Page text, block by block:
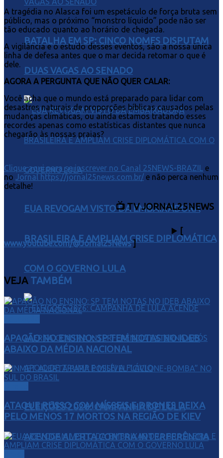
BATALHA EM SP: CINCO NOMES DISPUTAM
DUAS VAGAS AO SENADO
EUA REVOGAM VISTO DA EMBAIXADORA
BRASILEIRA E AMPLIAM CRISE DIPLOMÁTICA
COM O GOVERNO LULA
ELEIÇÕES 2026: CAMPANHA DE LULA
ACENDE ALERTA CONTRA INTERFERÊNCIA
A tragédia no Alasca foi um espetáculo de força bruta sem
público, mas o próximo “monstro líquido” pode não ser
tão educado quanto ao horário de chegada.
A vigilância e o estudo desses eventos, são a nossa única
linha de defesa antes que o mar decida retomar o que é
dele.
AGORA A PERGUNTA QUE NÃO QUER CALAR:
Você acha que o mundo está preparado para lidar com
desastres naturais de proporções bíblicas causados pelas
mudanças climáticas, ou ainda estamos tratando esses
recordes apenas como estatísticas distantes que nunca
chegarão às nossas praias?
Clique aqui para se inscrever no Canal 25NEWS-BRAZIL
e
no Jornal https://jornal25news.com.br/ e não perca nenhum
detalhe!
📺 TV JORNAL25NEWS
▶️ [
www.youtube.com/@Jornal25News]
VEJATAMBÉM
APAGÃO NO ENSINO: SP TEM NOTAS NO IDEB
ABAIXO DA MÉDIA NACIONAL
ATAQUE RUSSO COM MÍSSEIS E DRONES DEIXA
PELO MENOS 17 MORTOS NA REGIÃO DE KIEV